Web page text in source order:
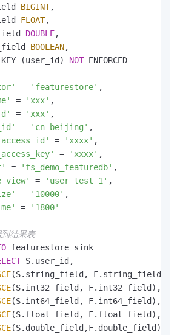
BIGINT,
FLOAT,
DOUBLE,
BOOLEAN,
KEY (user_id) NOT ENFORCED
= 'featurestore' ,
= 'xxx' ,
= 'xxx' ,
= 'cn-beijing' ,
= 'xxxx' ,
= 'xxxx' ,
= 'fs_demo_featuredb' ,
= 'user_test_1' ,
= '10000' ,
=
'1800'
结果表
featurestore_sink
S.user_id,
(S.string_field, F.string_field),
(S.int32_field, F.int32_field),
(S.int64_field, F.int64_field),
(S.float_field, F.float_field),
(S.double_field,F.double_field),